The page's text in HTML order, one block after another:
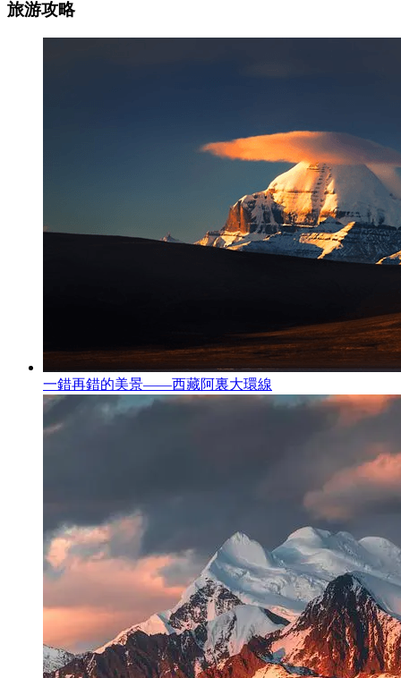
旅游攻略
一錯再錯的美景——西藏阿裏大環線